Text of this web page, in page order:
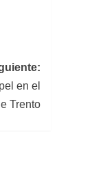
en el
Trento